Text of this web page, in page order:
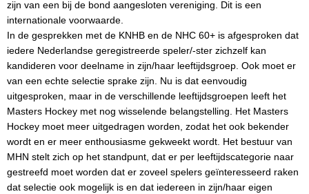
zijn van een bij de bond aangesloten vereniging. Dit is een
internationale voorwaarde.
In de gesprekken met de KNHB en de NHC 60+ is afgesproken dat
iedere Nederlandse geregistreerde speler/-ster zichzelf kan
kandideren voor deelname in zijn/haar leeftijdsgroep. Ook moet er
van een echte selectie sprake zijn. Nu is dat eenvoudig
uitgesproken, maar in de verschillende leeftijdsgroepen leeft het
Masters Hockey met nog wisselende belangstelling. Het Masters
Hockey moet meer uitgedragen worden, zodat het ook bekender
wordt en er meer enthousiasme gekweekt wordt. Het bestuur van
MHN stelt zich op het standpunt, dat er per leeftijdscategorie naar
gestreefd moet worden dat er zoveel spelers geïnteresseerd raken
dat selectie ook mogelijk is en dat iedereen in zijn/haar eigen